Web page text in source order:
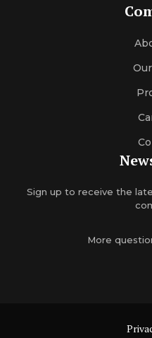
Sign up to receive the
More